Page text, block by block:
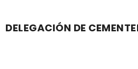
DELEGACIÓN DE